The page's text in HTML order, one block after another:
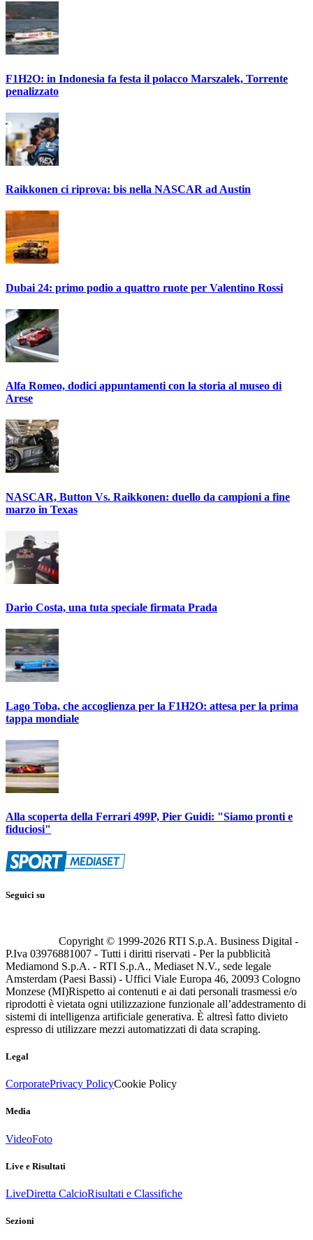
F1H2O: in Indonesia fa festa il polacco Marszalek, Torrente
penalizzato
Raikkonen ci riprova: bis nella NASCAR ad Austin
Dubai 24: primo podio a quattro ruote per Valentino Rossi
Alfa Romeo, dodici appuntamenti con la storia al museo di
Arese
NASCAR, Button Vs. Raikkonen: duello da campioni a fine
marzo in Texas
Dario Costa, una tuta speciale firmata Prada
Lago Toba, che accoglienza per la F1H2O: attesa per la prima
tappa mondiale
Alla scoperta della Ferrari 499P, Pier Guidi: "Siamo pronti e
fiduciosi"
Seguici su
Copyright © 1999-2026 RTI S.p.A. Business Digital -
P.Iva 03976881007 - Tutti i diritti riservati - Per la pubblicità
Mediamond S.p.A. - RTI S.p.A., Mediaset N.V., sede legale
Amsterdam (Paesi Bassi) - Uffici Viale Europa 46, 20093 Cologno
Monzese (MI)Rispetto ai contenuti e ai dati personali trasmessi e/o
riprodotti è vietata ogni utilizzazione funzionale all’addestramento di
sistemi di intelligenza artificiale generativa. È altresì fatto divieto
espresso di utilizzare mezzi automatizzati di data scraping.
Legal
CorporatePrivacy PolicyCookie Policy
Media
VideoFoto
Live e Risultati
LiveDiretta CalcioRisultati e Classifiche
Sezioni